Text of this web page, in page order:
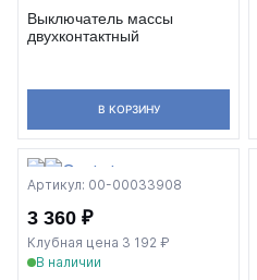
Выключатель массы
двухконтактный
В КОРЗИНУ
Артикул: 00-00033908
3 360 ₽
Клубная цена 3 192 ₽
В наличии